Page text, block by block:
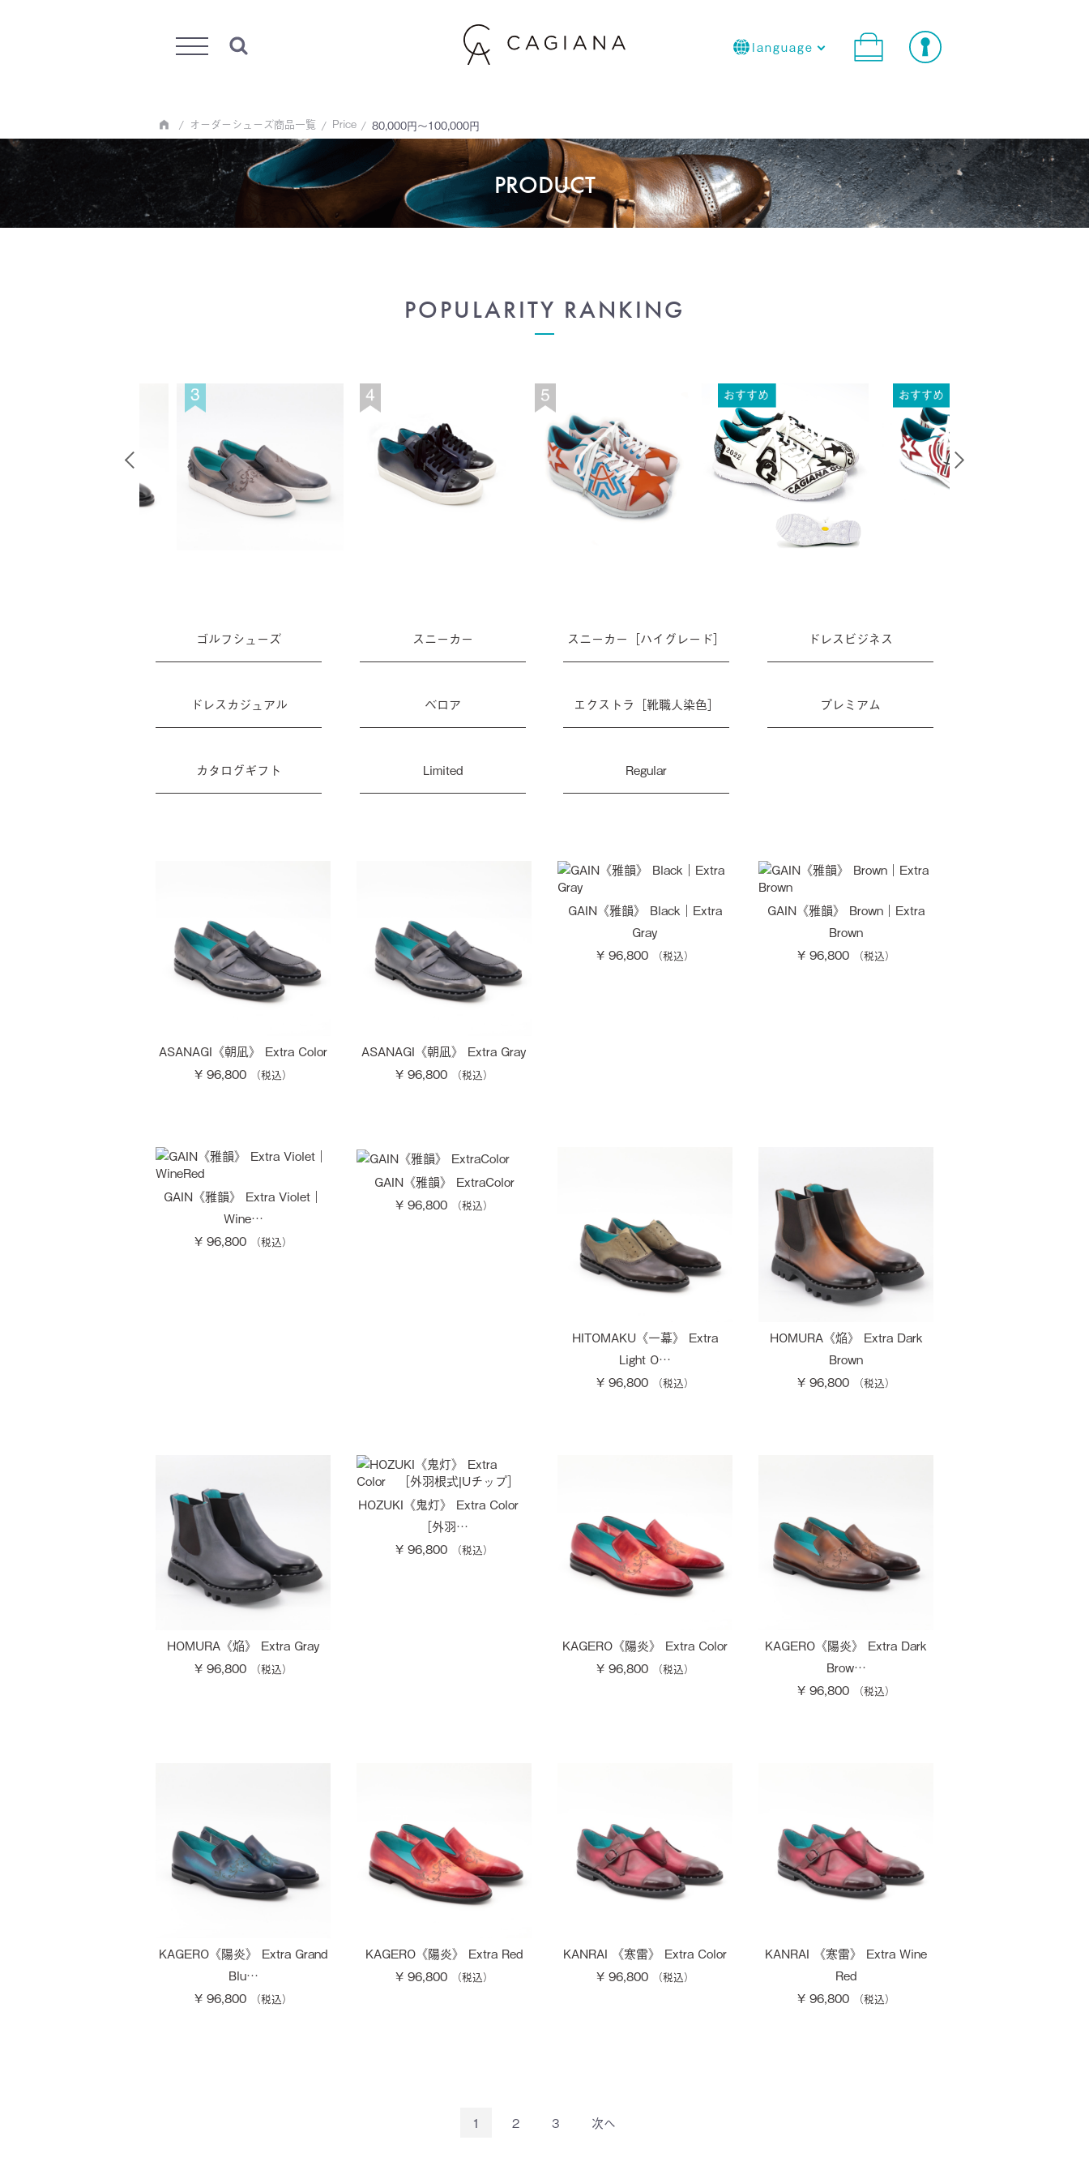
language
Menu
オーダーシューズ商品一覧 Price 80,000円～100,000円
PRODUCT
POPULARITY RANKING
ゴルフシューズ スニーカー スニーカー［ハイグレード］ ドレスビジネス
ドレスカジュアル ベロア エクストラ［靴職人染色］ プレミアム
カタログギフト Limited Regular
ASANAGI《朝凪》 Extra Color
¥ 96,800
ASANAGI《朝凪》 Extra Gray
¥ 96,800
GAIN《雅韻》 Black｜Extra
Gray
¥ 96,800
GAIN《雅韻》 Brown｜Extra
Brown
¥ 96,800
GAIN《雅韻》 Extra Violet｜
Wine…
¥ 96,800
GAIN《雅韻》 ExtraColor
¥ 96,800
HITOMAKU《一幕》 Extra
Light O…
¥ 96,800
HOMURA《焔》 Extra Dark
Brown
¥ 96,800
HOMURA《焔》 Extra Gray
¥ 96,800
HOZUKI《鬼灯》 Extra Color
［外羽…
¥ 96,800
KAGERO《陽炎》 Extra Color
¥ 96,800
KAGERO《陽炎》 Extra Dark
Brow…
¥ 96,800
KAGERO《陽炎》 Extra Grand
Blu…
¥ 96,800
KAGERO《陽炎》 Extra Red
¥ 96,800
KANRAI 《寒雷》 Extra Color
¥ 96,800
KANRAI 《寒雷》 Extra Wine
Red
¥ 96,800
1 2 3 次へ